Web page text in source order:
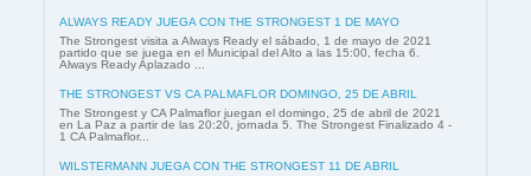
ALWAYS READY JUEGA CON THE STRONGEST 1 DE MAYO
The Strongest visita a Always Ready el sábado, 1 de mayo de 2021
partido que se juega en el Municipal del Alto a las 15:00, fecha 6.
Always Ready Aplazado ...
THE STRONGEST VS CA PALMAFLOR DOMINGO, 25 DE ABRIL
The Strongest y CA Palmaflor juegan el domingo, 25 de abril de 2021
en La Paz a partir de las 20:20, jornada 5. The Strongest Finalizado 4 -
1 CA Palmaflor...
WILSTERMANN JUEGA CON THE STRONGEST 11 DE ABRIL